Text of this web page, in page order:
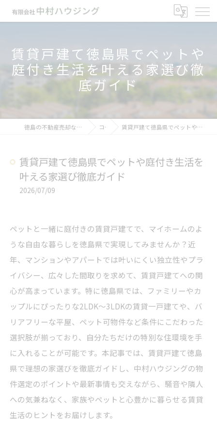
賃貸戸建て徳島県でペットや
庭付き生活を叶える家選び徹
底ガイド
徳島の不動産売却なら有限会社中村ハウジング コラム 賃貸戸建て徳島県でペットや庭付き生活を叶える家選び徹底ガイド
賃貸戸建て徳島県でペットや庭付き生活を
叶える家選び徹底ガイド
2026/07/09
ペットと一緒に庭付きの賃貸戸建てで、マイホームのよ
うな自由な暮らしを徳島県で実現してみませんか？近
年、マンションやアパートでは叶いにくい独立性やプラ
イバシー、広々した間取りを求めて、賃貸戸建てへの関
心が高まっています。特に徳島県では、ファミリーやカ
ップルにぴったりな2LDK〜3LDKの賃貸一戸建てや、バ
リアフリーな平屋、ペット可物件など条件にこだわった
選択肢が揃っており、自分たちだけの特別な住環境を手
に入れることが可能です。本記事では、賃貸戸建て徳島
県で理想の家選びを徹底ガイドし、中村ハウジングの物
件選定のポイントや最新事情も交えながら、騒音や隣人
への気兼ねなく、家族やペットと心豊かに暮らせる賃貸
生活のヒントをお届けします。